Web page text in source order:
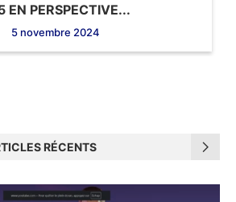
EN PERSPECTIVE...
5 novembre 2024
RÉCENTS